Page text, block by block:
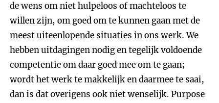
de wens om niet hulpeloos of machteloos te
willen zijn, om goed om te kunnen gaan met de
meest uiteenlopende situaties in ons werk. We
hebben uitdagingen nodig en tegelijk voldoende
competentie om daar goed mee om te gaan;
wordt het werk te makkelijk en daarmee te saai,
dan is dat overigens ook niet wenselijk. Purpose